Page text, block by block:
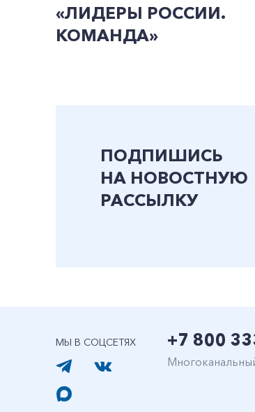
«ЛИДЕРЫ РОССИИ.
КОМАНДА»
ПОДПИШИСЬ
НА НОВОСТНУЮ
РАССЫЛКУ
МЫ В СОЦСЕТЯХ +7 800